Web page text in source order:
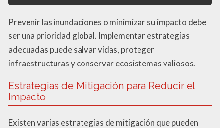
Prevenir las inundaciones o minimizar su impacto debe
ser una prioridad global. Implementar estrategias
adecuadas puede salvar vidas, proteger
infraestructuras y conservar ecosistemas valiosos.
Estrategias de Mitigación para Reducir el
Impacto
Existen varias estrategias de mitigación que pueden